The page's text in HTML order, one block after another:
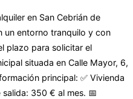
en San Cebrián de
un entorno tranquilo y con
plazo para solicitar el
situada en Calle Mayor, 6,
principal: ✅ Vivienda
salida: 350 € al mes. 📅